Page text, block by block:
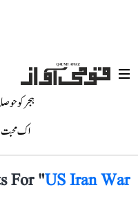
ہجر کو
اک محبت
For "US Iran War